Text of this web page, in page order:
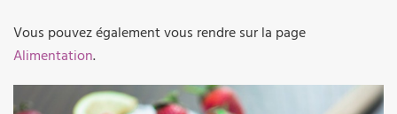
Vous pouvez également vous rendre sur la page
Alimentation.